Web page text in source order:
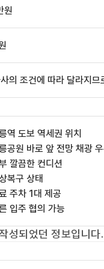
원
의 조건에 따라 달라지
역 도보 역세권 위치
공원 바로 앞 전망 채광
깔끔한 컨디션
복구 상태
주차 1대 제공
입주 협의 가능
성되었던 정보입니다.